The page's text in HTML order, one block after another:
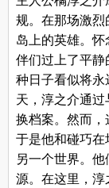
规。在那场激
岛上的英雄。怀
伴们过上了平
种日子看似将
天，淳之介通过
换档案。然而，
于是他和碰巧在
另一个世界。
源。在这里，